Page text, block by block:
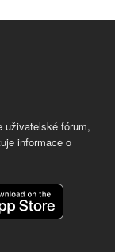
uživatelské fórum,
informace o